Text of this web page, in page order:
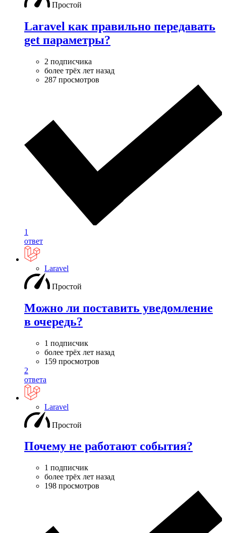
Простой
Laravel как правильно передавать
get параметры?
2 подписчика
более трёх лет назад
287 просмотров
1
ответ
Laravel
Простой
Можно ли поставить уведомление
в очередь?
1 подписчик
более трёх лет назад
159 просмотров
2
ответа
Laravel
Простой
Почему не работают события?
1 подписчик
более трёх лет назад
198 просмотров